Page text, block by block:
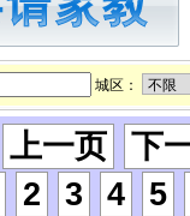
城区：
上一页
下
2 3 4
5